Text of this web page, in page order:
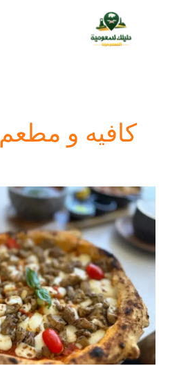
كافيه و مطعم